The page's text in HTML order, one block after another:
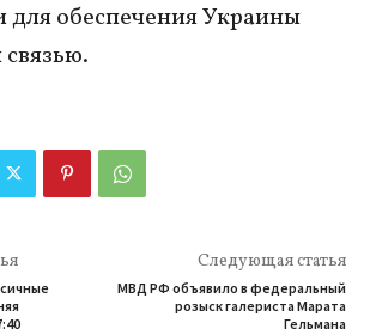
для обеспечения Украины
Следующая статья
МВД РФ объявило в федеральный
розыск галериста Марата
Гельмана